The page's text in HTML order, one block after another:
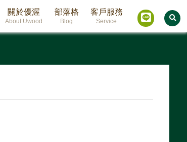
關於優渥
About Uwood
部落格
Blog
客戶服務
Service